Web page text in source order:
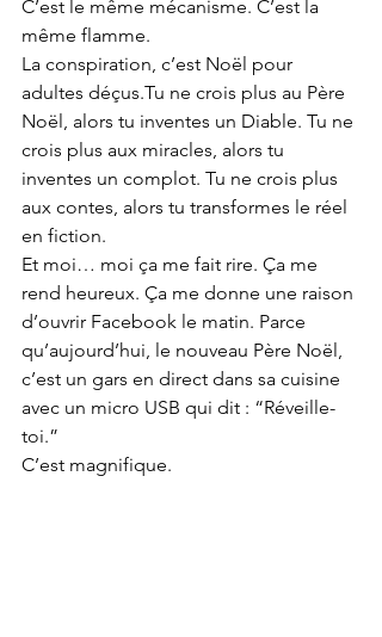
C’est le même mécanisme. C’est la
même flamme.
La conspiration, c’est Noël pour
adultes déçus.Tu ne crois plus au Père
Noël, alors tu inventes un Diable. Tu ne
crois plus aux miracles, alors tu
inventes un complot. Tu ne crois plus
aux contes, alors tu transformes le réel
en fiction.
Et moi… moi ça me fait rire. Ça me
rend heureux. Ça me donne une raison
d’ouvrir Facebook le matin. Parce
qu’aujourd’hui, le nouveau Père Noël,
c’est un gars en direct dans sa cuisine
avec un micro USB qui dit : “Réveille-
toi.”
C’est magnifique.